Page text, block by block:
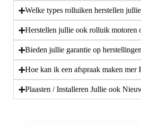
Welke types rolluiken herstellen
Herstellen jullie ook rolluik motoren
Bieden jullie garantie op
Hoe kan ik een afspraak maken mer
Plaasten / Installeren Jullie ook